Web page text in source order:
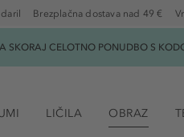
Brezplačna dostava nad 49 €
SKORAJ CELOTNO PONUDBO S
LIČILA OBRAZ